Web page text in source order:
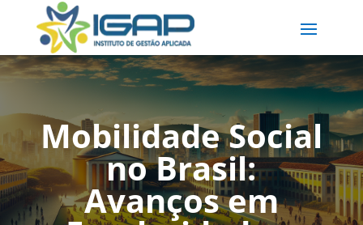
Mobilidade Social
no Brasil:
Avanços em